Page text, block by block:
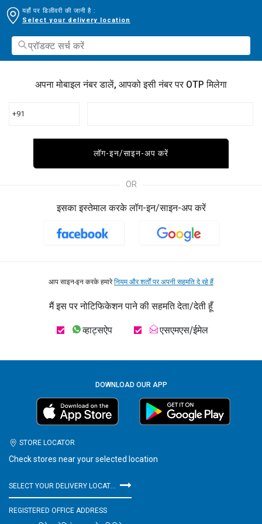
यहाँ पर डिलीवरी की जानी है :
Select your delivery location
अपना मोबाइल नंबर डालें, आपको इसी नंबर पर OTP मिलेगा
+91
लॉग-इन/साइन-अप करें
OR
इसका इस्तेमाल करके लॉग-इन/साइन-अप करें
आप साइन-इन करके हमारेनियम और शर्तों पर अपनी सहमति दे रहे हैं
मैं इस पर नोटिफिकेशन पाने की सहमति देता/देती हूँ
व्हाट्सऐप एसएमएस/ईमेल
DOWNLOAD OUR APP
STORE LOCATOR
Check stores near your selected location
SELECT YOUR DELIVERY LOCATION
REGISTERED OFFICE ADDRESS